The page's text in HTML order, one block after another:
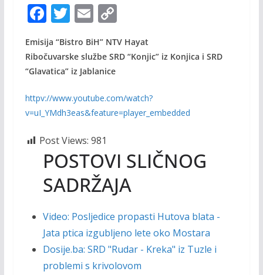
F
ac
e
b
o
T
itt
er
E
ai
l
C
p
n
k
Emisija “Bistro BiH” NTV Hayat
Ribočuvarske službe SRD “Konjic” iz Konjica i SRD
“Glavatica” iz Jablanice
httpv://www.youtube.com/watch?
v=uI_YMdh3eas&feature=player_embedded
Post Views: 981
POSTOVI SLIČNOG
SADRŽAJA
Video: Posljedice propasti Hutova blata -
Jata ptica izgubljeno lete oko Mostara
Dosije.ba: SRD "Rudar - Kreka" iz Tuzle i
problemi s krivolovom